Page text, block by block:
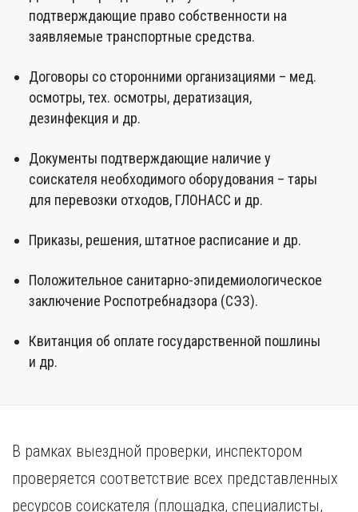
подтверждающие право собственности на
заявляемые транспортные средства.
Договоры со сторонними организациями – мед.
осмотры, тех. осмотры, дератизация,
дезинфекция и др.
Документы подтверждающие наличие у
соискателя необходимого оборудования – тары
для перевозки отходов, ГЛОНАСС и др.
Приказы, решения, штатное расписание и др.
Положительное санитарно-эпидемиологическое
заключение Роспотребнадзора (СЭЗ).
Квитанция об оплате государственной пошлины
и др.
В рамках выездной проверки, инспектором
проверяется соответствие всех представленных
ресурсов соискателя (площадка, специалисты,